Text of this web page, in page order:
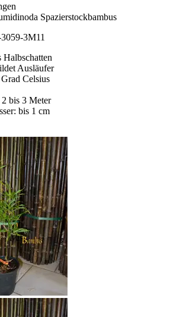
Spazierstockbambus
3M11
Halbschatten
Ausläufer
Celsius
bis 3 Meter
bis 1 cm